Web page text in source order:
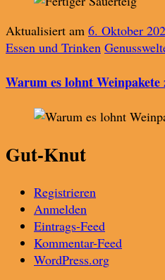
Aktualisiert am 6. Oktober
Essen und Trinken
Warum es lohnt Weinpakete
Gut-Knut
Registrieren
Anmelden
Eintrags-Feed
Kommentar-Feed
WordPress.org